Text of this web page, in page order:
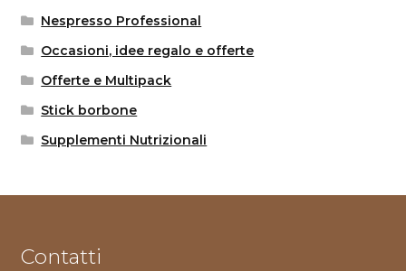
Nespresso Professional
Occasioni, idee regalo e offerte
Offerte e Multipack
Stick borbone
Supplementi Nutrizionali
Contatti